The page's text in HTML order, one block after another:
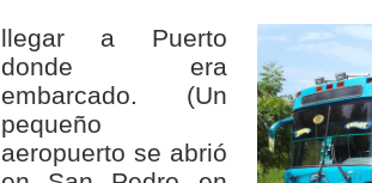
llegar a Puerto
donde era
embarcado. (Un
pequeño
aeropuerto se abrió